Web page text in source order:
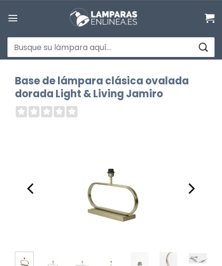
Buscar
por:
Base de lámpara clásica ovalada
dorada Light & Living Jamiro